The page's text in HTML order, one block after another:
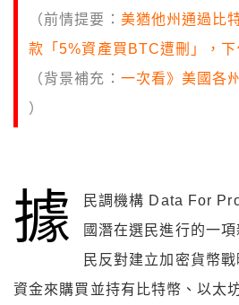
（前情提要： 美猶他州通過比
款「5%資產買BTC遭刪」，下
（背景補充： 一次看》美國各
）
據
民調機構 Data For
國潛在選民進行的一
民反對建立加密貨幣
資金來購買並持有比特幣、以太